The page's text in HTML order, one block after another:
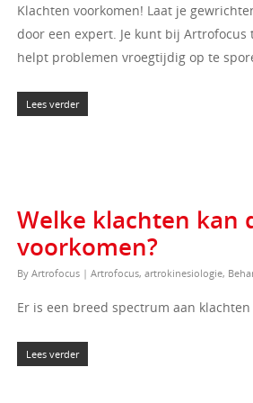
Klachten voorkomen! Laat je
door een expert. Je kunt bij Artrofocus
helpt problemen vroegtijdig op te
Lees verder
Welke klachten kan
voorkomen?
By Artrofocus | Artrofocus, artrokinesiologie,
Er is een breed spectrum aan
Lees verder